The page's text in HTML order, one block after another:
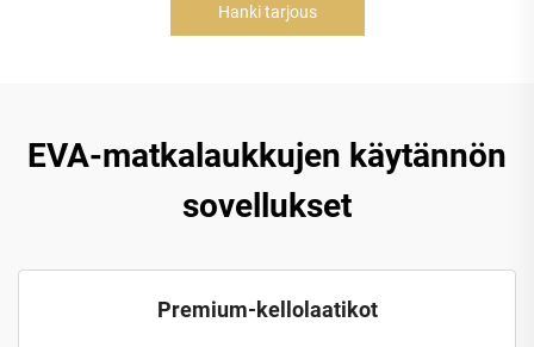
Hanki tarjous
EVA-matkalaukkujen käytännön
sovellukset
Premium-kellolaatikot